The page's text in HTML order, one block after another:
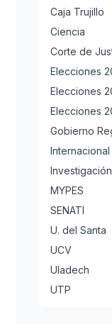
Caja Trujillo
Ciencia
Corte de
Elecciones
Elecciones
Elecciones
Gobierno
Internacional
Investigación
MYPES
SENATI
U. del Santa
UCV
Uladech
UTP